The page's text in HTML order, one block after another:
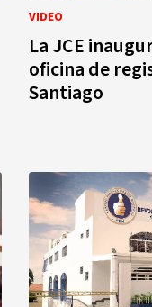
VIDEO
La JCE
oficina de
Santiago